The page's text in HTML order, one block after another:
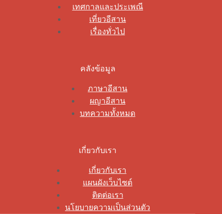
เทศกาลและประเพณี
เที่ยวอีสาน
เรื่องทั่วไป
คลังข้อมูล
ภาษาอีสาน
ผญาอีสาน
บทความทั้งหมด
เกี่ยวกับเรา
เกี่ยวกับเรา
แผนผังเว็บไซต์
ติดต่อเรา
นโยบายความเป็นส่วนตัว